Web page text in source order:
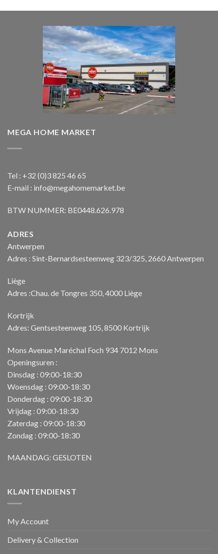
€ 1.850,00.€ 1.650,00.
MEGA HOME MARKET
Tel : +32 (0)3 825 46 65
E-mail : info@megahomemarket.be
BTW NUMMER: BE0448.626.978
ADRES
Antwerpen
Adres : Sint-Bernardsesteenweg 323/325, 2660 Antwerpen
Liège
Adres :Chau. de Tongres 350, 4000 Liège
Kortrijk
Adres: Gentsesteenweg 105, 8500 Kortrijk
Mons Avenue Maréchal Foch 934 7012 Mons
Openingsuren :
Dinsdag : 09:00-18:30
Woensdag : 09:00-18:30
Donderdag : 09:00-18:30
Vrijdag : 09:00-18:30
Zaterdag : 09:00-18:30
Zondag : 09:00-18:30
MAANDAG: GESLOTEN
KLANTENDIENST
My Account
Delivery & Collection